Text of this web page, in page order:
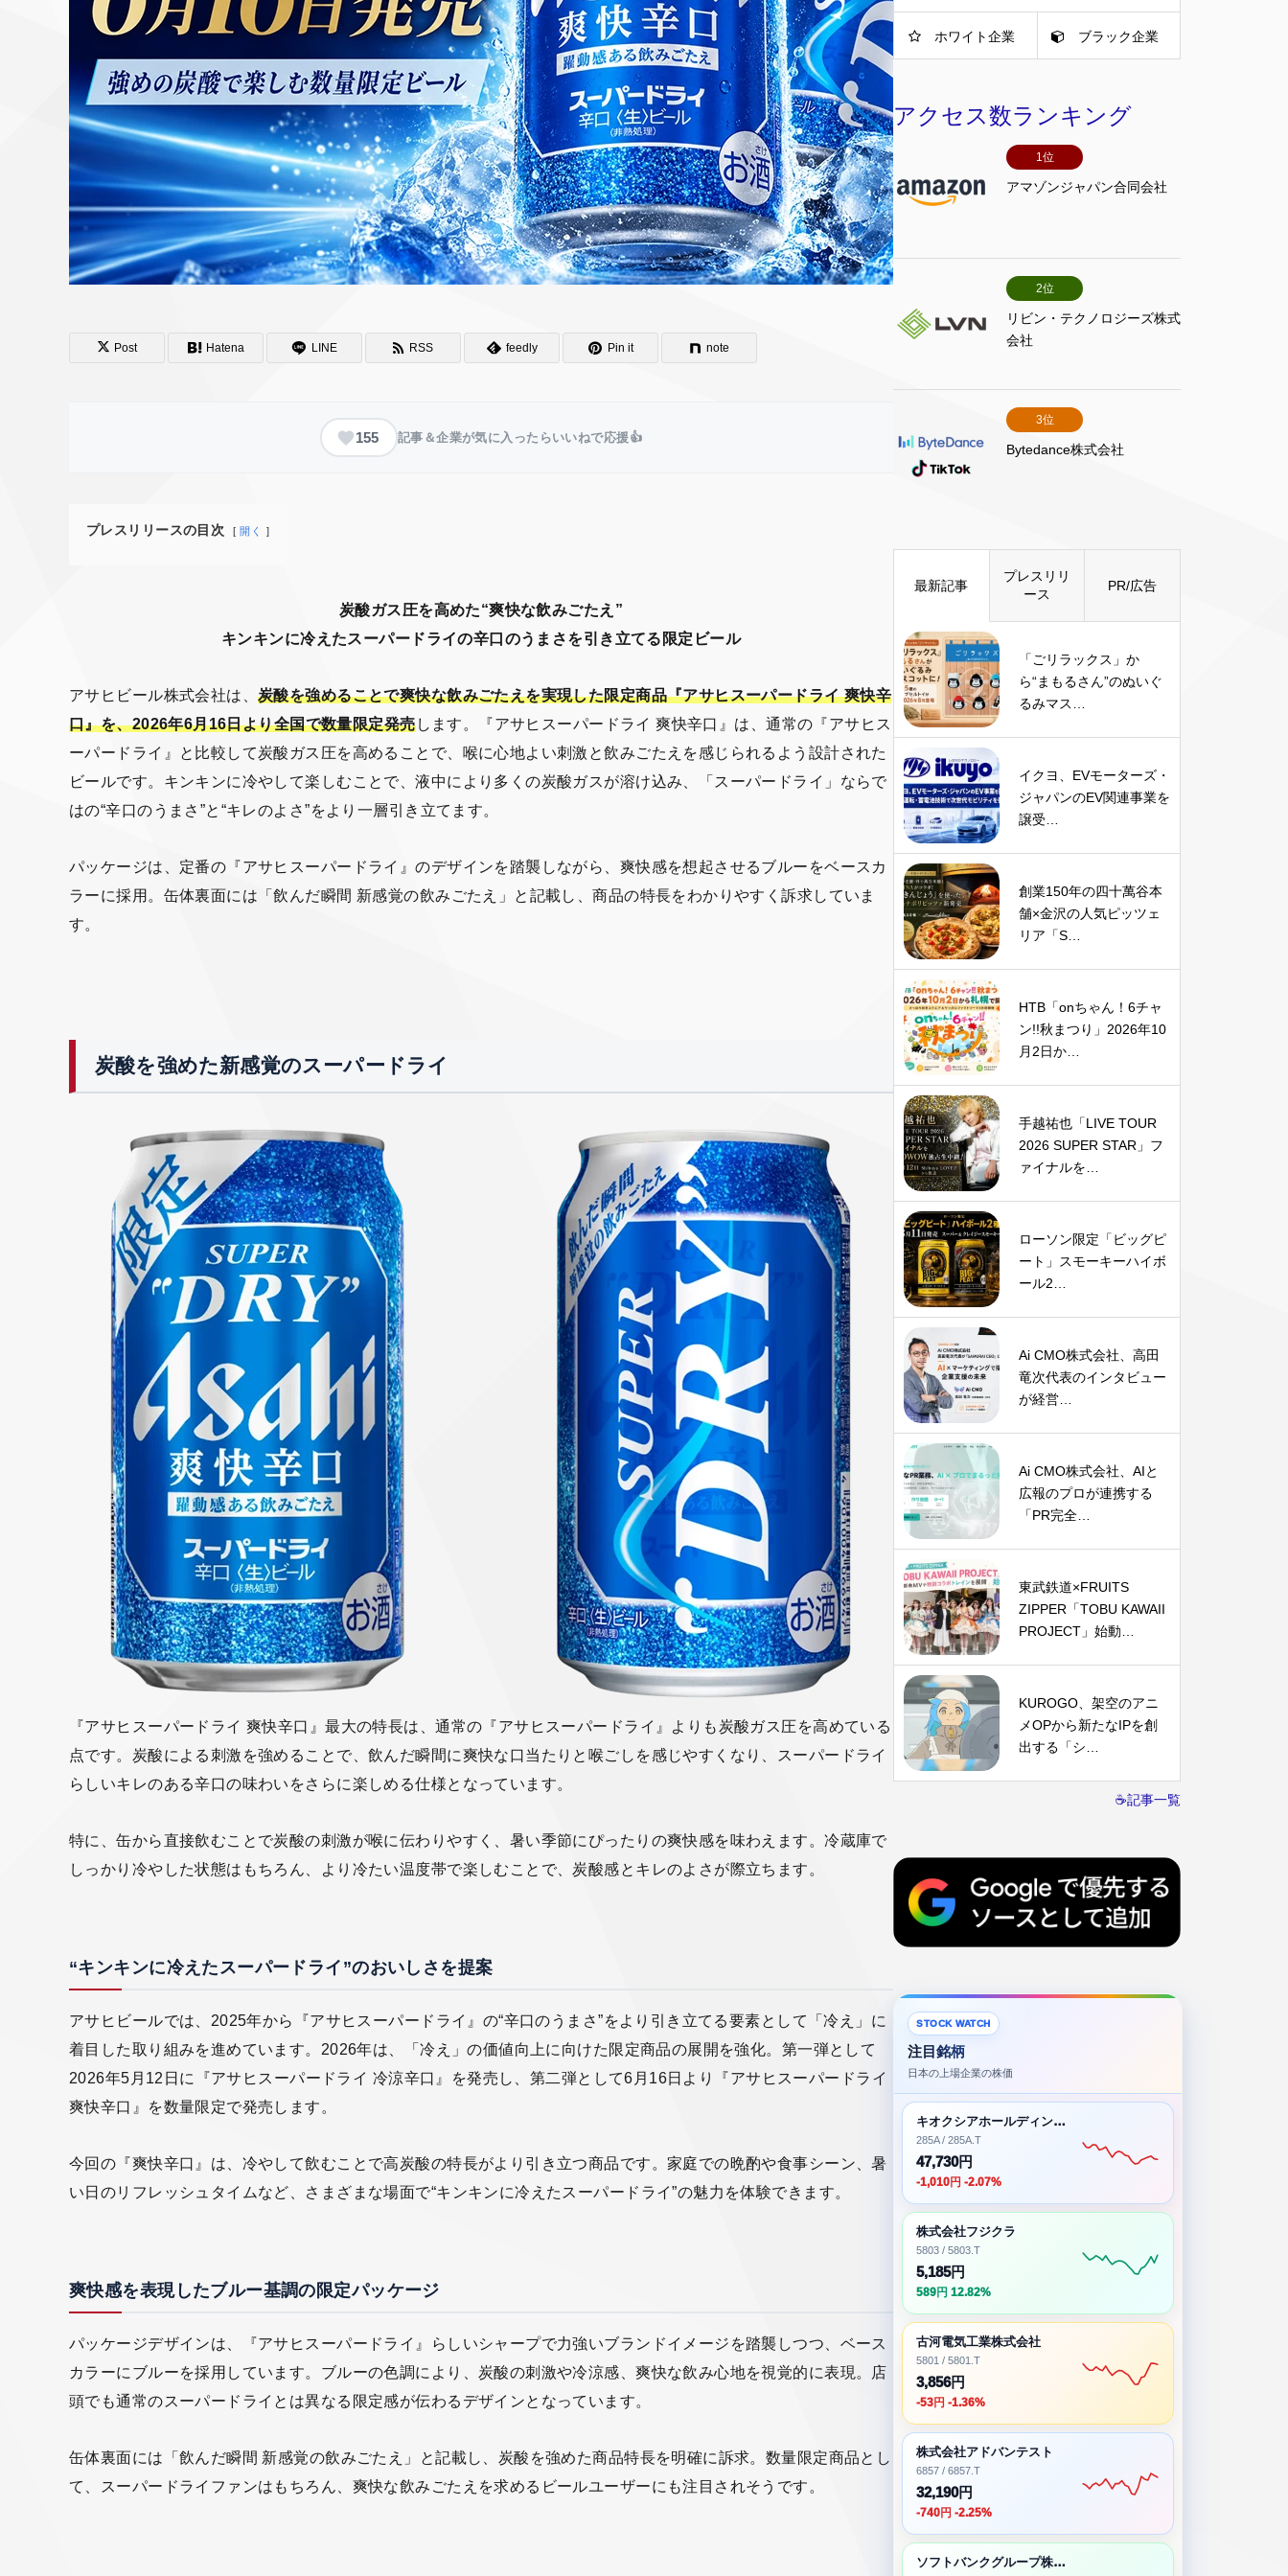
Post Hatena LINE RSS feedly Pin it note
155 記事＆企業が気に入ったらいいねで応援👍
プレスリリースの目次 開く
炭酸ガス圧を高めた“爽快な飲みごたえ”
キンキンに冷えたスーパードライの辛口のうまさを引き立てる限定ビール
アサヒビール株式会社は、炭酸を強めることで爽快な飲みごたえを実現した限定商品『アサヒスーパードライ 爽快辛
口』を、2026年6月16日より全国で数量限定発売します。『アサヒスーパードライ 爽快辛口』は、通常の『アサヒス
ーパードライ』と比較して炭酸ガス圧を高めることで、喉に心地よい刺激と飲みごたえを感じられるよう設計された
ビールです。キンキンに冷やして楽しむことで、液中により多くの炭酸ガスが溶け込み、「スーパードライ」ならで
はの“辛口のうまさ”と“キレのよさ”をより一層引き立てます。
パッケージは、定番の『アサヒスーパードライ』のデザインを踏襲しながら、爽快感を想起させるブルーをベースカ
ラーに採用。缶体裏面には「飲んだ瞬間 新感覚の飲みごたえ」と記載し、商品の特長をわかりやすく訴求していま
す。
炭酸を強めた新感覚のスーパードライ
『アサヒスーパードライ 爽快辛口』最大の特長は、通常の『アサヒスーパードライ』よりも炭酸ガス圧を高めている
点です。炭酸による刺激を強めることで、飲んだ瞬間に爽快な口当たりと喉ごしを感じやすくなり、スーパードライ
らしいキレのある辛口の味わいをさらに楽しめる仕様となっています。
特に、缶から直接飲むことで炭酸の刺激が喉に伝わりやすく、暑い季節にぴったりの爽快感を味わえます。冷蔵庫で
しっかり冷やした状態はもちろん、より冷たい温度帯で楽しむことで、炭酸感とキレのよさが際立ちます。
“キンキンに冷えたスーパードライ”のおいしさを提案
アサヒビールでは、2025年から『アサヒスーパードライ』の“辛口のうまさ”をより引き立てる要素として「冷え」に
着目した取り組みを進めています。2026年は、「冷え」の価値向上に向けた限定商品の展開を強化。第一弾として
2026年5月12日に『アサヒスーパードライ 冷涼辛口』を発売し、第二弾として6月16日より『アサヒスーパードライ
爽快辛口』を数量限定で発売します。
今回の『爽快辛口』は、冷やして飲むことで高炭酸の特長がより引き立つ商品です。家庭での晩酌や食事シーン、暑
い日のリフレッシュタイムなど、さまざまな場面で“キンキンに冷えたスーパードライ”の魅力を体験できます。
爽快感を表現したブルー基調の限定パッケージ
パッケージデザインは、『アサヒスーパードライ』らしいシャープで力強いブランドイメージを踏襲しつつ、ベース
カラーにブルーを採用しています。ブルーの色調により、炭酸の刺激や冷涼感、爽快な飲み心地を視覚的に表現。店
頭でも通常のスーパードライとは異なる限定感が伝わるデザインとなっています。
缶体裏面には「飲んだ瞬間 新感覚の飲みごたえ」と記載し、炭酸を強めた商品特長を明確に訴求。数量限定商品とし
て、スーパードライファンはもちろん、爽快な飲みごたえを求めるビールユーザーにも注目されそうです。
ホワイト企業 ブラック企業
アクセス数ランキング
1位
アマゾンジャパン合同会社
2位
リビン・テクノロジーズ株式
会社
3位
Bytedance株式会社
最新記事
プレスリリ
ース
PR/広告
「ごリラックス」か
ら“まもるさん”のぬいぐ
るみマス…
イクヨ、EVモーターズ・
ジャパンのEV関連事業を
譲受…
創業150年の四十萬谷本
舗×金沢の人気ピッツェ
リア「S…
HTB「onちゃん！6チャ
ン!!秋まつり」2026年10
月2日か…
手越祐也「LIVE TOUR
2026 SUPER STAR」フ
ァイナルを…
ローソン限定「ビッグピ
ート」スモーキーハイボ
ール2…
Ai CMO株式会社、高田
竜次代表のインタビュー
が経営…
Ai CMO株式会社、AIと
広報のプロが連携する
「PR完全…
東武鉄道×FRUITS
ZIPPER「TOBU KAWAII
PROJECT」始動…
KUROGO、架空のアニ
メOPから新たなIPを創
出する「シ…
☕記事一覧
STOCK WATCH
注目銘柄
日本の上場企業の株価
キオクシアホールディングス株式会社
285A / 285A.T
47,730円
-1,010円 -2.07%
株式会社フジクラ
5803 / 5803.T
5,185円
589円 12.82%
古河電気工業株式会社
5801 / 5801.T
3,856円
-53円 -1.36%
株式会社アドバンテスト
6857 / 6857.T
32,190円
-740円 -2.25%
ソフトバンクグループ株式会社